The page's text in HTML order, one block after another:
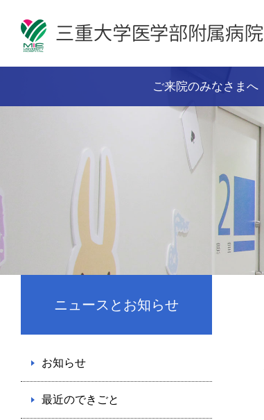
ご来院のみなさまへ
ニュースとお知らせ
お知らせ
最近のできごと